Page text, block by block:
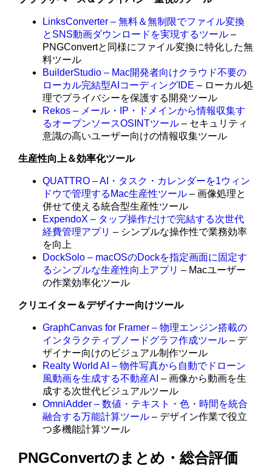
LinksConverter – 無料＆無制限でファイル変換
とSNS動画ダウンロードを実現するツール –
PNGConvertと同様にファイル変換に特化した無
料ツール
BuilderStudio – Mac開発者向けクラウド不要の
ローカル完結型AIコーディングIDE – ローカル処
理でプライバシーを保護する開発ツール
Rekos – メール・IP・ドメインから情報収集す
るオープンソースOSINTツール – セキュリティ
意識の高いユーザー向けの情報収集ツール
生産性向上＆効率化ツール
QUATTRO – AI・タスク・カレンダーを1ウィン
ドウで管理するMac生産性ツール – 画像処理と
併せて使える統合型生産性ツール
ExpendoX – タップ操作だけで完結する次世代
経費管理アプリ – シンプルな操作性で業務効率
を向上
DockSolo – macOSのDockを指定画面に固定す
るシンプルな生産性向上アプリ – Macユーザー
の作業効率化ツール
クリエイター＆デザイナー向けツール
GraphCanvas for Framer – 物理エンジン搭載の
インタラクティブノードグラフ作成ツール – デ
ザイナー向けのビジュアル制作ツール
Realty World AI – 物件写真から自動でドローン
風動画を生成する不動産AI – 画像から動画を生
成する次世代ビジュアルツール
OmniAdder – 数値・テキスト・色・時間を統合
融合する万能計算ツール – デザイン作業で役立
つ多機能計算ツール
PNGConvertのまとめ・総合評価